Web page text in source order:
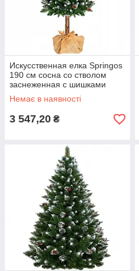
Искусственная елка Springos
190 см сосна со стволом
заснеженная с шишками
CT0047 alli ОРИГИНАЛ
Немає в наявності
3 547,20 ₴